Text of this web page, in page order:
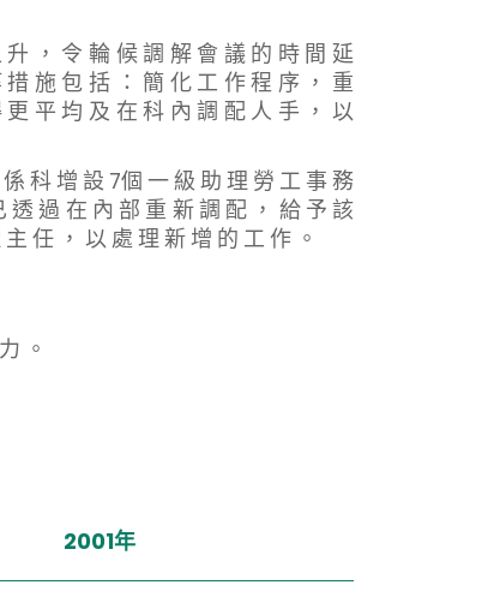
， 令 輪 候 調 解 會 議 的 時 間 延
施 包 括 ： 簡 化 工 作 程 序 ， 重
平 均 及 在 科 內 調 配 人 手 ， 以
增 設 7個 一 級 助 理 勞 工 事 務
過 在 內 部 重 新 調 配 ， 給 予 該
任 ， 以 處 理 新 增 的 工 作 。
。
2001年